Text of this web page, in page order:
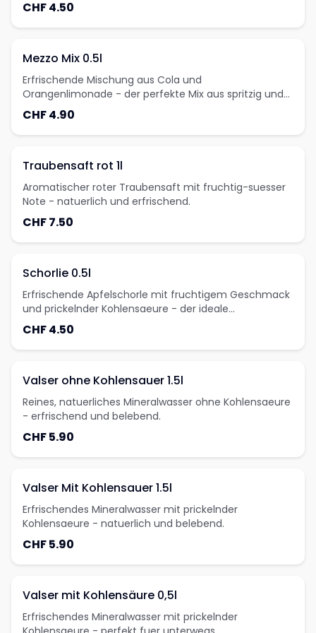
CHF 4.50
Mezzo Mix 0.5l
Erfrischende Mischung aus Cola und
Orangenlimonade - der perfekte Mix aus spritzig und
suess.
CHF 4.90
Traubensaft rot 1l
Aromatischer roter Traubensaft mit fruchtig-suesser
Note - natuerlich und erfrischend.
CHF 7.50
Schorlie 0.5l
Erfrischende Apfelschorle mit fruchtigem Geschmack
und prickelnder Kohlensaeure - der ideale
Durstloescher fuer unterwegs.
CHF 4.50
Valser ohne Kohlensauer 1.5l
Reines, natuerliches Mineralwasser ohne Kohlensaeure
- erfrischend und belebend.
CHF 5.90
Valser Mit Kohlensauer 1.5l
Erfrischendes Mineralwasser mit prickelnder
Kohlensaeure - natuerlich und belebend.
CHF 5.90
Valser mit Kohlensäure 0,5l
Erfrischendes Mineralwasser mit prickelnder